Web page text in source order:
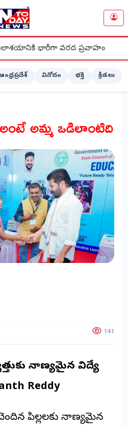
వరద ప్రవాహం ●
వినోదం భక్తి క్రీడలు
అమ్మ ఒడిలాంటిది
141
నాణ్యమైన విద్యే
Reddy
చెందిన పిల్లలకు నాణ్యమైన